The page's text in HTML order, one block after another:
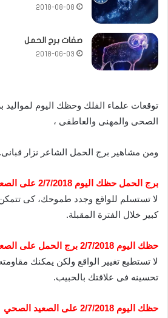
2018-08-08
صفات برج الحمل
2018-06-03
توقعات علماء الفلك وحظك اليوم
الصحى والمهنى والعاطفى ،
ومن مشاهير برج الحمل الشاعر نزار قبانى.
برج الحمل حظك اليوم 2/7/2018 على الصعيد المهنى
لا تستسلم للواقع وجدد طموحك، كى
كبير خلال الفترة المقبلة.
حظك اليوم 2/7/2018 برج الحمل على الصعيد العاطفى
لا تستطيع تغيير الواقع ولكن يمكنك
تحسينه فى علاقتك بالحبيب.
حظك اليوم 2/7/2018 على الصعيد الصحي